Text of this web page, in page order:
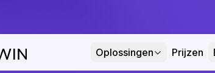
Oplossingen Prijzen